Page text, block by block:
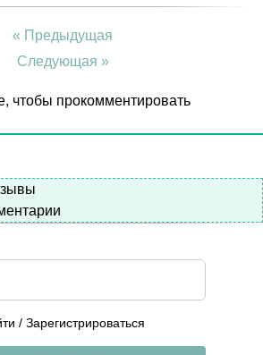
« Предыдущая
Следующая »
чтобы прокомментировать
/ Зарегистрироваться